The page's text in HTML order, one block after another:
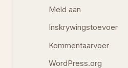
Meld aan
Inskrywingstoevoer
Kommentaarvoer
WordPress.org